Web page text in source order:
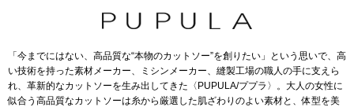
ネクタイ
「今までにはない、高品質な“本物のカットソー”を創りたい」という思いで、高
い技術を持った素材メーカー、ミシンメーカー、縫製工場の職人の手に支えら
れ、革新的なカットソーを生み出してきた〈PUPULA/ププラ〉。大人の女性に
似合う高品質なカットソーは糸から厳選した肌ざわりのよい素材と、体型を美